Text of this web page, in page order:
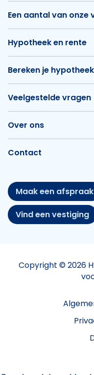
Een aantal van onze
Hypotheek en rente
Bereken je hypotheek
Veelgestelde vragen
Over ons
Contact
Maak een afspraak
Vind een vestiging
Copyright © 2026